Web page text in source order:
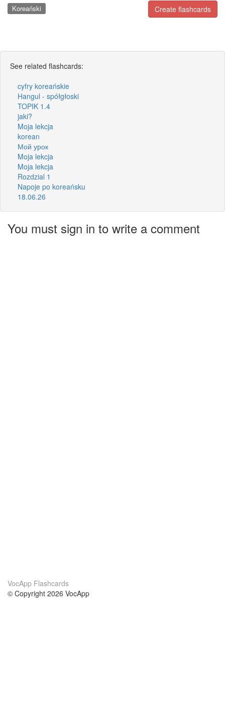
Create flashcards
Koreański
See related flashcards:
cyfry koreańskie
Hangul - spółgłoski
TOPIK 1.4
jaki?
Moja lekcja
korean
Мой урок
Moja lekcja
Moja lekcja
Rozdzial 1
Napoje po koreańsku
18.06.26
You must sign in to write a comment
VocApp Flashcards
© Copyright 2026 VocApp